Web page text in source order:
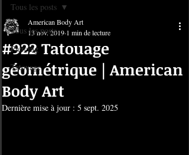
Tous les posts
Piercing
Tatouage
Tous les posts
#922 Tatouage
géométrique | American
Body Art
American Body Art
13 nov. 2019 1 min de lecture
Dernière mise à jour : 5 sept. 2025